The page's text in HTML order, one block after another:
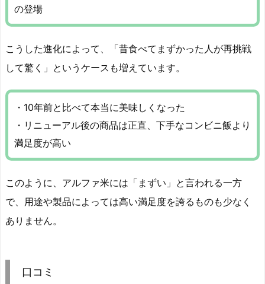
の登場
こうした進化によって、「昔食べてまずかった人が再挑戦
して驚く」というケースも増えています。
・10年前と比べて本当に美味しくなった
・リニューアル後の商品は正直、下手なコンビニ飯より
満足度が高い
このように、アルファ米には「まずい」と言われる一方
で、用途や製品によっては高い満足度を誇るものも少なく
ありません。
口コミ